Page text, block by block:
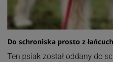
Do schroniska prosto z
Ten psiak został oddany do